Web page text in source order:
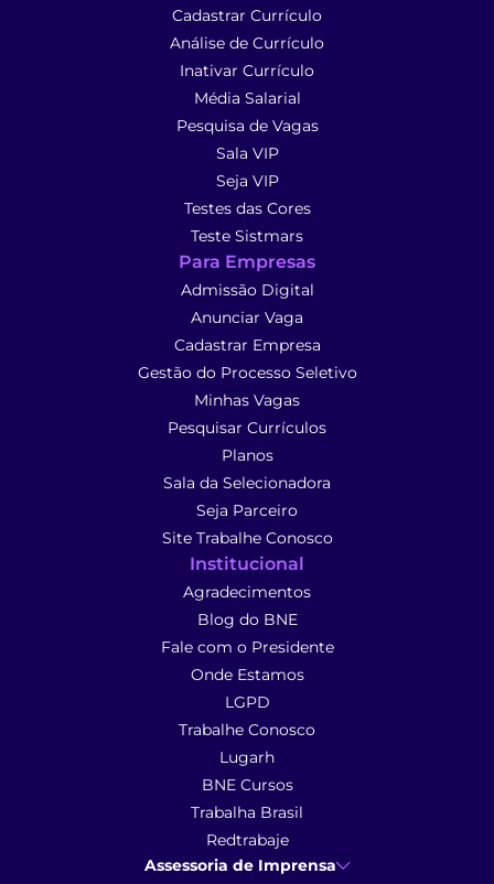
Cadastrar Currículo
Análise de Currículo
Inativar Currículo
Média Salarial
Pesquisa de Vagas
Sala VIP
Seja VIP
Testes das Cores
Teste Sistmars
Para Empresas
Admissão Digital
Anunciar Vaga
Cadastrar Empresa
Gestão do Processo Seletivo
Minhas Vagas
Pesquisar Currículos
Planos
Sala da Selecionadora
Seja Parceiro
Site Trabalhe Conosco
Institucional
Agradecimentos
Blog do BNE
Fale com o Presidente
Onde Estamos
LGPD
Trabalhe Conosco
Lugarh
BNE Cursos
Trabalha Brasil
Redtrabaje
Assessoria de Imprensa